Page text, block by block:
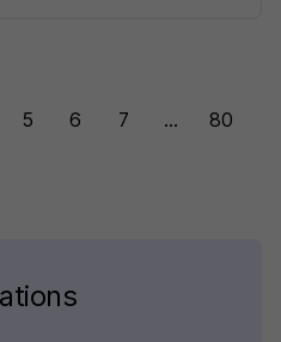
5 6 7 ... 80